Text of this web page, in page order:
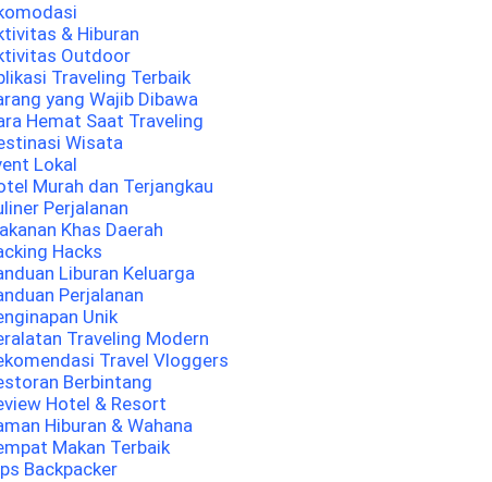
& Hiburan
Outdoor
Traveling Terbaik
yang Wajib Dibawa
Hemat Saat Traveling
Wisata
Lokal
Murah dan Terjangkau
Perjalanan
Khas Daerah
Hacks
Liburan Keluarga
Perjalanan
Unik
Traveling Modern
Travel Vloggers
Berbintang
Hotel & Resort
Hiburan & Wahana
Makan Terbaik
Backpacker